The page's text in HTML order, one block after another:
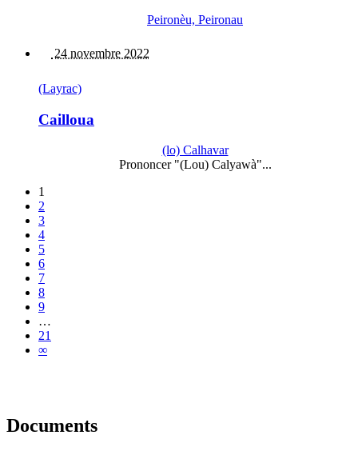
Peironèu, Peironau
24 novembre 2022
(Layrac)
Cailloua
(lo) Calhavar
Prononcer "(Lou) Calyawà"...
1
2
3
4
5
6
7
8
9
…
21
∞
Documents